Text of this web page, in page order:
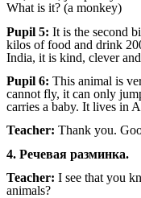
What is it? (a monkey)
Pupil 5: It is the second
kilos of food and drink
India, it is kind, clever
Pupil 6: This animal is
cannot fly, it can only
carries a baby. It lives in
Teacher: Thank you.
4. Речевая разминка.
Teacher: I see that you
animals?